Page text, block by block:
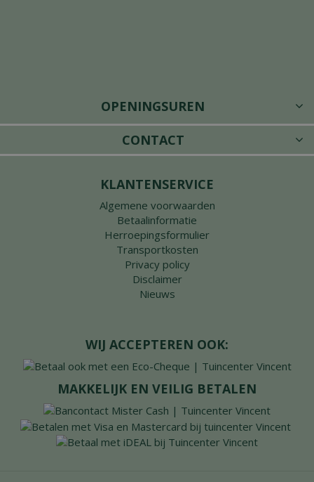
OPENINGSUREN
CONTACT
KLANTENSERVICE
Algemene voorwaarden
Betaalinformatie
Herroepingsformulier
Transportkosten
Privacy policy
Disclaimer
Nieuws
WIJ ACCEPTEREN OOK:
MAKKELIJK EN VEILIG BETALEN